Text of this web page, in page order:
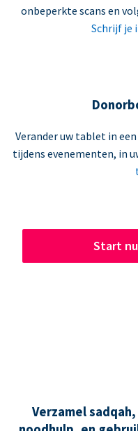
onbeperkte scans en
Schrijf je
Verander uw tablet in
tijdens evenementen, in
Start
Verzamel